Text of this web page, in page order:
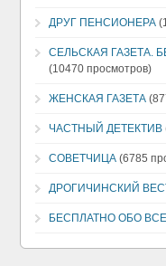
ДРУГ ПЕНСИОНЕРА
СЕЛЬСКАЯ ГАЗЕТА.
(10470 просмотров)
ЖЕНСКАЯ ГАЗЕТА
ЧАСТНЫЙ ДЕТЕКТИВ
СОВЕТЧИЦА (6785
ДРОГИЧИНСКИЙ
БЕСПЛАТНО ОБО